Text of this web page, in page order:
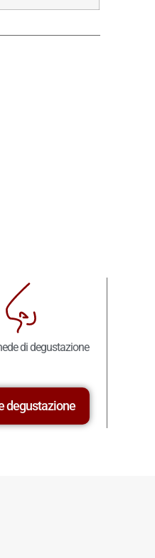
di degustazione
degustazione